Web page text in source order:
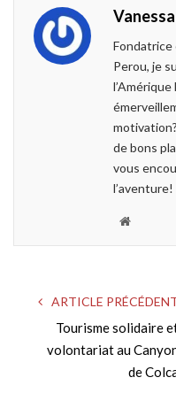
Fondatrice
Perou, je
de bons
vous
l’aventure!
W
i
t
e
ARTICLE
Tourisme solidaire
volontariat au
de